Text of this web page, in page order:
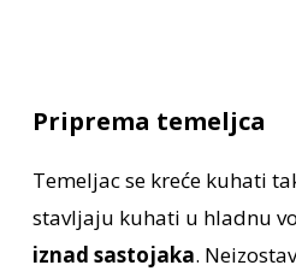
Priprema temeljca
Temeljac se kreće kuhati
stavljaju kuhati u hladnu
iznad sastojaka.